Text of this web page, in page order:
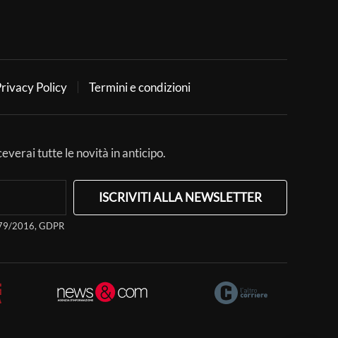
Policy Termini e condizioni
tutte le novità in anticipo.
ISCRIVITI ALLA NEWSLETTER
2016, GDPR